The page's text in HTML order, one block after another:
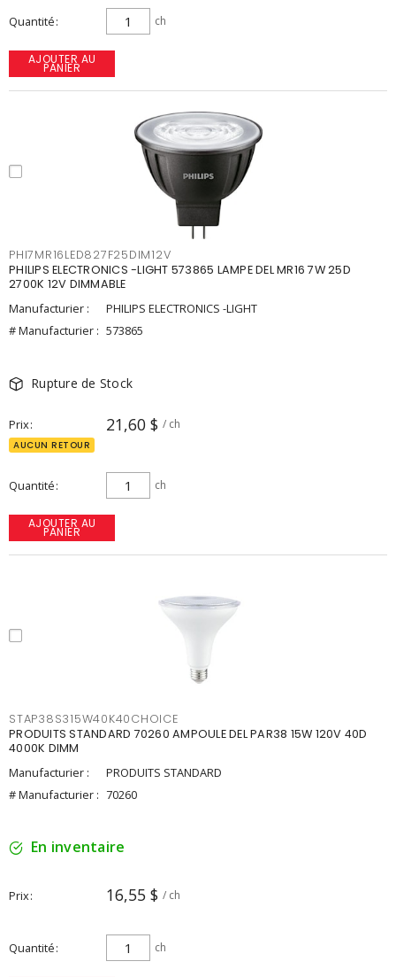
Quantité ch
AJOUTER AU
PANIER
PHI7MR16LED827F25DIM12V
PHILIPS ELECTRONICS -LIGHT 573865 LAMPE DEL MR16 7W 25D
2700K 12V DIMMABLE
Manufacturier :
PHILIPS ELECTRONICS -LIGHT
# Manufacturier : 573865
Rupture de Stock
Prix 21,60 $ / ch
AUCUN RETOUR
Quantité ch
AJOUTER AU
PANIER
STAP38S315W40K40CHOICE
PRODUITS STANDARD 70260 AMPOULE DEL PAR38 15W 120V 40D
4000K DIMM
Manufacturier :
PRODUITS STANDARD
# Manufacturier : 70260
En inventaire
Prix 16,55 $ / ch
Quantité ch